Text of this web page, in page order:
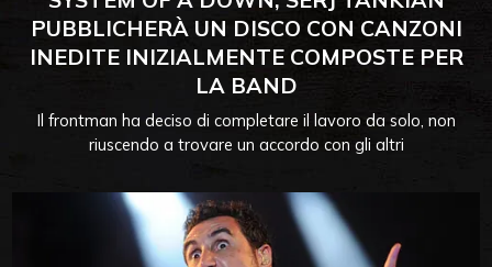
PUBBLICHERÀ UN DISCO CON CANZONI
INEDITE INIZIALMENTE COMPOSTE PER
LA BAND
Il frontman ha deciso di completare il lavoro da solo, non
riuscendo a trovare un accordo con gli altri